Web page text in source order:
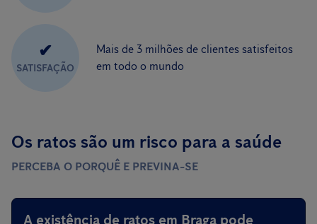
✔
SATISFAÇÃO
Mais de 3 milhões de clientes satisfeitos
em todo o mundo
Os ratos são um risco para a saúde
PERCEBA O PORQUÊ E PREVINA-SE
A existência de ratos em Braga pode